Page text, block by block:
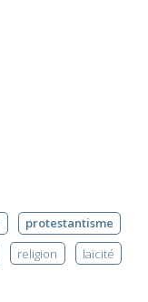
protestantisme
religion laïcité